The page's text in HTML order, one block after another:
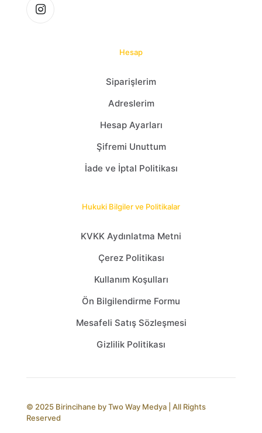
Hesap
Siparişlerim
Adreslerim
Hesap Ayarları
Şifremi Unuttum
İade ve İptal Politikası
Hukuki Bilgiler ve Politikalar
KVKK Aydınlatma Metni
Çerez Politikası
Kullanım Koşulları
Ön Bilgilendirme Formu
Mesafeli Satış Sözleşmesi
Gizlilik Politikası
© 2025 Birincihane byTwo Way Medya | All Rights
Reserved